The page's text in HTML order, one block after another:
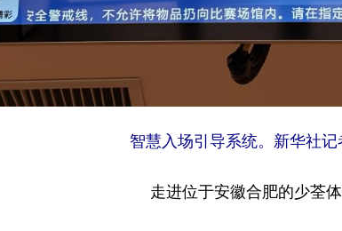
智慧入场引导系统。新华社
走进位于安徽合肥的少荃